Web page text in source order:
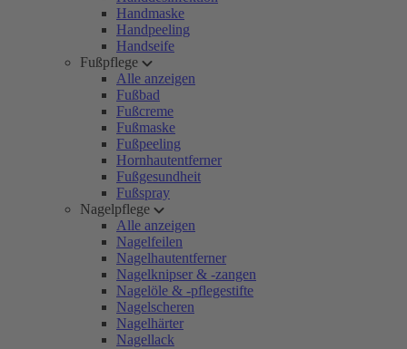
Handmaske
Handpeeling
Handseife
Fußpflege
Alle anzeigen
Fußbad
Fußcreme
Fußmaske
Fußpeeling
Hornhautentferner
Fußgesundheit
Fußspray
Nagelpflege
Alle anzeigen
Nagelfeilen
Nagelhautentferner
Nagelknipser & -zangen
Nagelöle & -pflegestifte
Nagelscheren
Nagelhärter
Nagellack